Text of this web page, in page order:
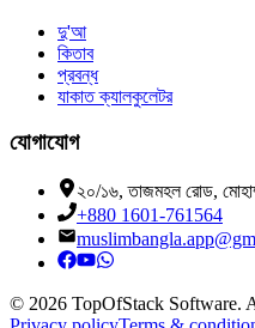
দু'আ
কিতাব
প্রবন্ধ
যাকাত ক্যালকুলেটর
যোগাযোগ
২০/১৬, তাজমহল রোড,
+880 1601-761564
© 2026 TopOfStack Software.